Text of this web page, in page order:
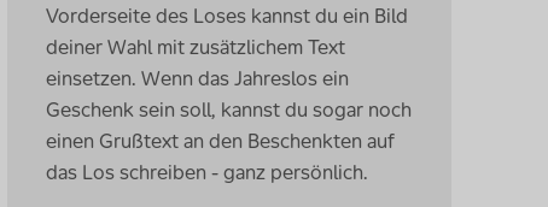
Vorderseite des Loses kannst du ein Bild
deiner Wahl mit zusätzlichem Text
einsetzen. Wenn das Jahreslos ein
Geschenk sein soll, kannst du sogar noch
einen Grußtext an den Beschenkten auf
das Los schreiben - ganz persönlich.